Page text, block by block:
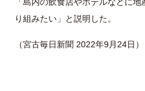
り組みたい」と説明した。
（宮古毎日新聞 2022年9月24日）